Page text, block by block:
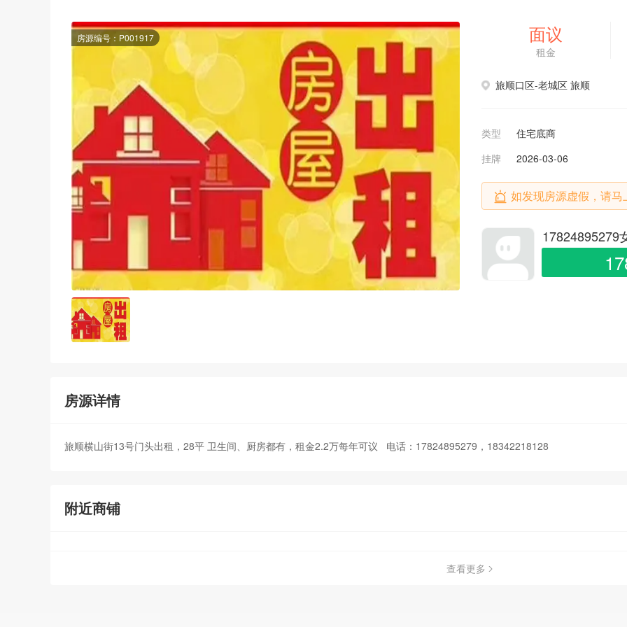
房源编号：P001917 面议
租金
旅顺口区-老城区 旅顺
类型
住宅底商
挂牌
2026-03-06
如发现房源虚假，请马
17824895279
房源详情
旅顺横山街13号门头出租，28平 卫生间、厨房都有，租金2.2万每年可议 电话：17824895279，18342218128
附近商铺
查看更多